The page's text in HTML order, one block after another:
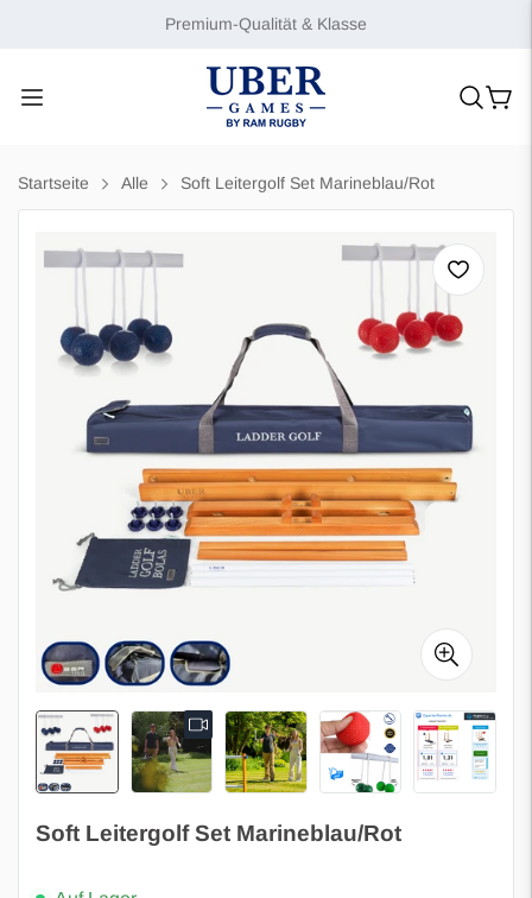
Premium-Qualität & Klasse
Startseite Alle Soft Leitergolf Set Marineblau/Rot
Soft Leitergolf Set Marineblau/Rot